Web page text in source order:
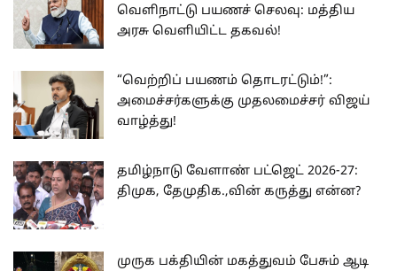
வெளிநாட்டு பயணச் செலவு: மத்திய
அரசு வெளியிட்ட தகவல்!
“வெற்றிப் பயணம் தொடரட்டும்!”:
அமைச்சர்களுக்கு முதலமைச்சர் விஜய்
வாழ்த்து!
தமிழ்நாடு வேளாண் பட்ஜெட் 2026-27:
திமுக, தேமுதிக.,வின் கருத்து என்ன?
முருக பக்தியின் மகத்துவம் பேசும் ஆடி